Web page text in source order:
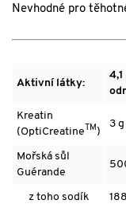
Nevhodné pro
Aktivní látky:
Kreatin
(OptiCreatine TM)
3 g
Mořská sůl
Guérande
z toho sodík